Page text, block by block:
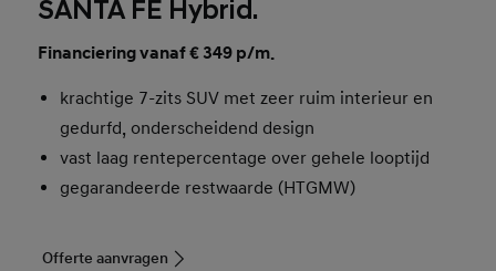
SANTA FE Hybrid.
Financiering vanaf € 349 p/m.
krachtige 7-zits SUV met zeer ruim interieur en
gedurfd, onderscheidend design
vast laag rentepercentage over gehele looptijd
gegarandeerde restwaarde (HTGMW)
Offerte aanvragen